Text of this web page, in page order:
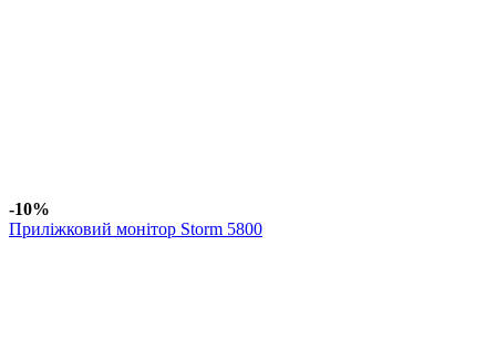
-10%
Приліжковий монітор Storm 5800